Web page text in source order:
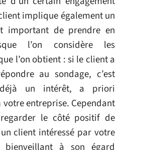
implique également un
important de prendre en
l’on considère les
l’on obtient : si le client a
au sondage, c’est
un intérêt, a priori
entreprise. Cependant
le côté positif de
client intéressé par votre
bienveillant à son égard